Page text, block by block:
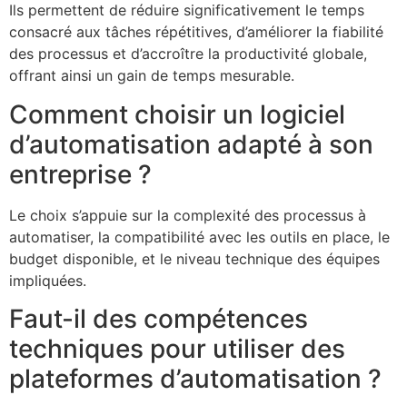
Ils permettent de réduire significativement le temps
consacré aux tâches répétitives, d’améliorer la fiabilité
des processus et d’accroître la productivité globale,
offrant ainsi un gain de temps mesurable.
Comment choisir un logiciel
d’automatisation adapté à son
entreprise ?
Le choix s’appuie sur la complexité des processus à
automatiser, la compatibilité avec les outils en place, le
budget disponible, et le niveau technique des équipes
impliquées.
Faut-il des compétences
techniques pour utiliser des
plateformes d’automatisation ?